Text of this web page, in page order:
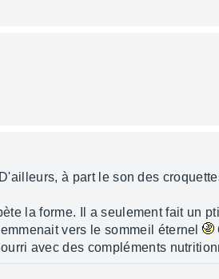
à part le son des
la forme. Il a seulement fait un
vers le sommeil éternel
avec des compléments